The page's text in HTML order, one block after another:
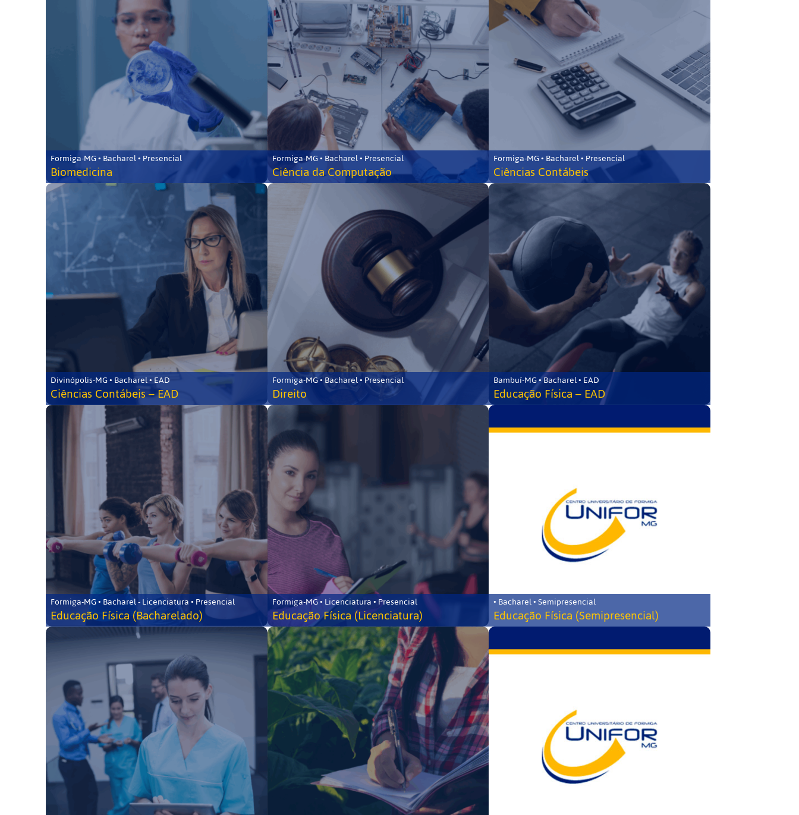
Formiga-MG • Bacharel • Presencial
Biomedicina
Formiga-MG • Bacharel • Presencial
Ciência da Computação
Formiga-MG • Bacharel • Presencial
Ciências Contábeis
Divinópolis-MG • Bacharel • EAD
Ciências Contábeis – EAD
Formiga-MG • Bacharel • Presencial
Direito
Bambuí-MG • Bacharel • EAD
Educação Física – EAD
Formiga-MG • Bacharel - Licenciatura • Presencial
Educação Física (Bacharelado)
Formiga-MG • Licenciatura • Presencial
Educação Física (Licenciatura)
• Bacharel • Semipresencial
Educação Física (Semipresencial)